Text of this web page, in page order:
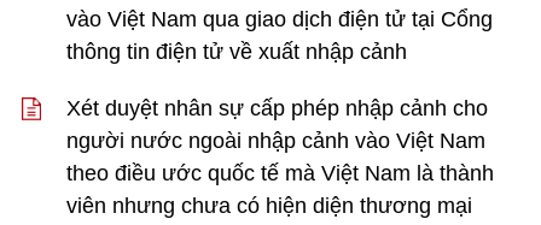
vào Việt Nam qua giao dịch điện tử tại Cổng
thông tin điện tử về xuất nhập cảnh
Xét duyệt nhân sự cấp phép nhập cảnh cho
người nước ngoài nhập cảnh vào Việt Nam
theo điều ước quốc tế mà Việt Nam là thành
viên nhưng chưa có hiện diện thương mại